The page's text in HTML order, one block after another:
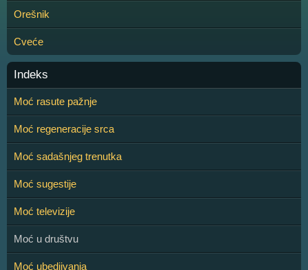
Orešnik
Cveće
Indeks
Moć rasute pažnje
Moć regeneracije srca
Moć sadašnjeg trenutka
Moć sugestije
Moć televizije
Moć u društvu
Moć ubedjivanja